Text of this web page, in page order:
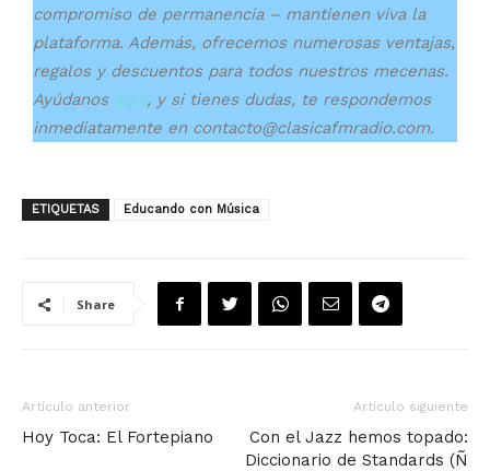
compromiso de permanencia – mantienen viva la
plataforma. Además, ofrecemos numerosas ventajas,
regalos y descuentos para todos nuestros mecenas.
Ayúdanos aquí, y si tienes dudas, te respondemos
inmediatamente en contacto@clasicafmradio.com.
ETIQUETAS Educando con Música
Share
Artículo anterior
Hoy Toca: El Fortepiano
Artículo siguiente
Con el Jazz hemos topado:
Diccionario de Standards (Ñ